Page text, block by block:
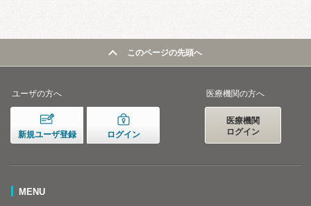
このページの先頭へ
ユーザの方へ
新規ユーザ登録 ログイン
医療機関の方へ
医療機関
ログイン
MENU